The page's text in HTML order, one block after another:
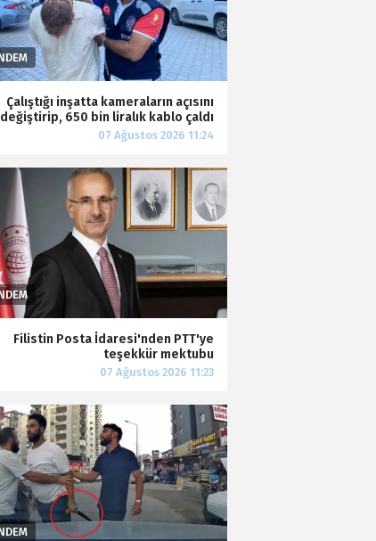
Çalıştığı inşatta kameraların açısını
değiştirip, 650 bin liralık kablo çaldı
Filistin Posta İdaresi'nden PTT'ye
teşekkür mektubu